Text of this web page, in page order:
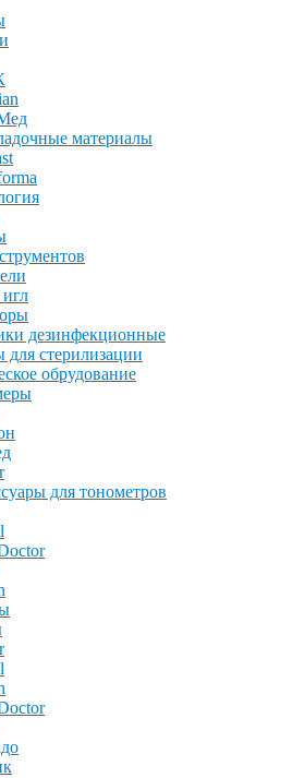
материалы
дезинфекционные
для стерилизации
обрудование
для тонометров